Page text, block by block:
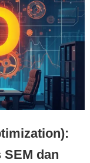
dan